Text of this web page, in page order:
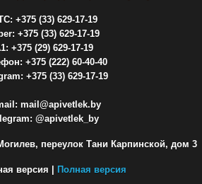
+375 (33) 629-17-19
+375 (33) 629-17-19
+375 (29) 629-17-19
+375 (222) 60-40-40
+375 (33) 629-17-19
mail@apivetlek.by
@apivetlek_by
переулок Тани Карпинской, дом 3
версия | Полная версия